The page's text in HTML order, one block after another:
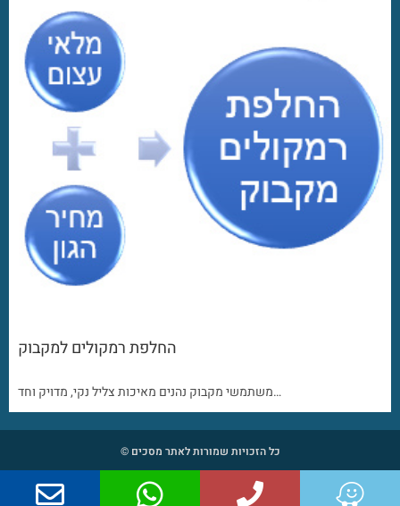
החלפת רמקולים למקבוק
משתמשי מקבוק נהנים מאיכות צליל נקי, מדויק וחד…
כל הזכויות שמורות לאתר מסכים ©